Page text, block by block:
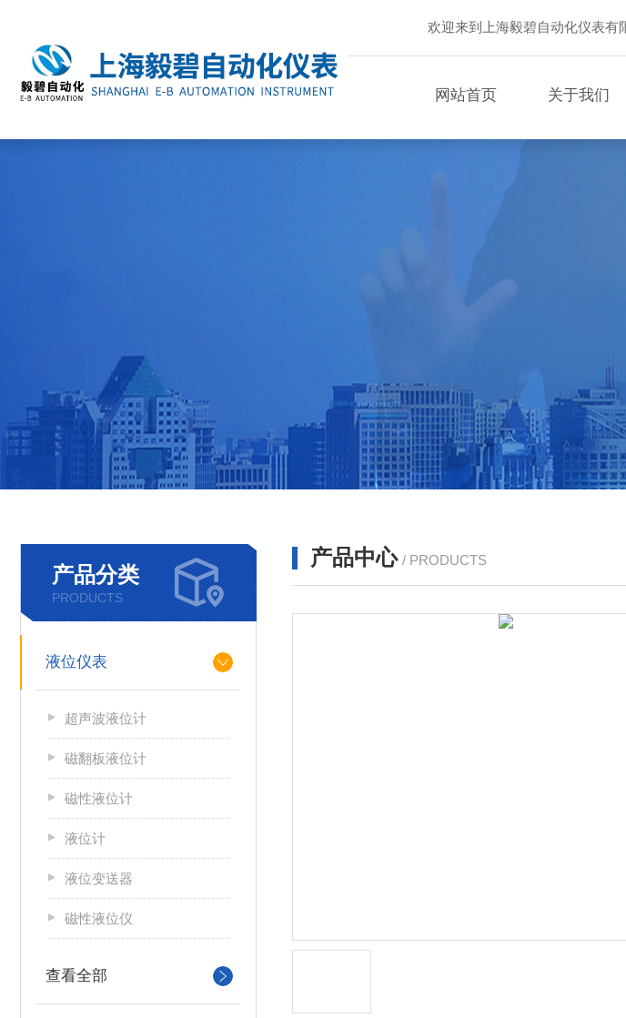
欢迎来到上海毅碧自动化仪表有
网站首页 关于我们
产品分类
PRODUCTS
液位仪表
超声波液位计
磁翻板液位计
磁性液位计
液位计
液位变送器
磁性液位仪
查看全部
产品中心 / PRODUCTS